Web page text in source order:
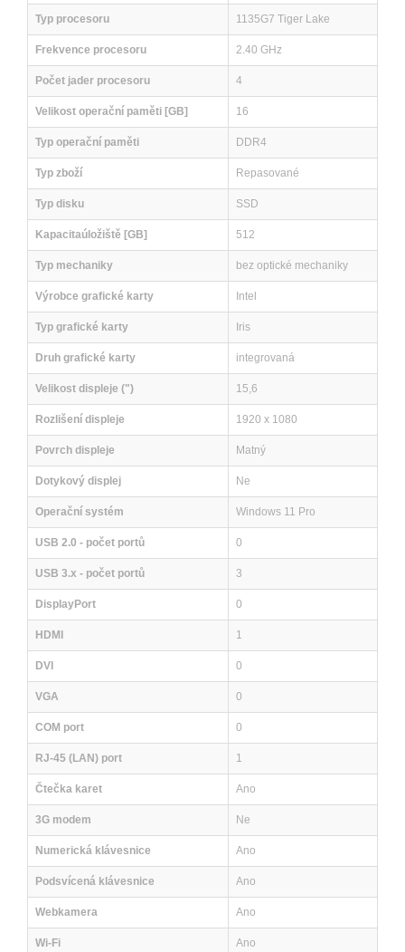
Typ procesoru 1135G7 Tiger Lake
Frekvence procesoru 2.40 GHz
Počet jader procesoru 4
Velikost operační paměti [GB] 16
Typ operační paměti DDR4
Typ zboží Repasované
Typ disku SSD
Kapacitaúložiště [GB] 512
Typ mechaniky bez optické mechaniky
Výrobce grafické karty Intel
Typ grafické karty Iris
Druh grafické karty integrovaná
Velikost displeje (") 15,6
Rozlišení displeje 1920 x 1080
Povrch displeje Matný
Dotykový displej Ne
Operační systém Windows 11 Pro
USB 2.0 - počet portů 0
USB 3.x - počet portů 3
DisplayPort 0
HDMI 1
DVI 0
VGA 0
COM port 0
RJ-45 (LAN) port 1
Čtečka karet Ano
3G modem Ne
Numerická klávesnice Ano
Podsvícená klávesnice Ano
Webkamera Ano
Wi-Fi Ano